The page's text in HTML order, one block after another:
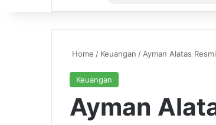
Home / Keuangan / Ayman Alatas
Keuangan
Ayman